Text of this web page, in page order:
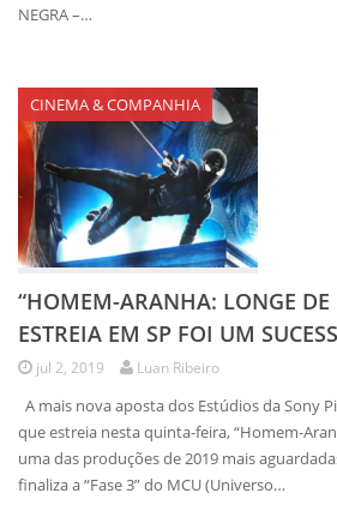
NEGRA –…
CINEMA & COMPANHIA
“HOMEM-ARANHA: LONGE DE
ESTREIA EM SP FOI UM
jul 2, 2019 Luan Ribeiro
A mais nova aposta dos Estúdios da Sony
que estreia nesta quinta-feira, “Homem-
uma das produções de 2019 mais
finaliza a “Fase 3” do MCU (Universo…